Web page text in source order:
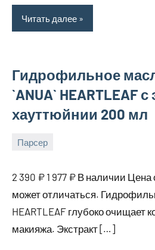
Читать далее
Гидрофильное
`ANUA` HEARTLEAF
хауттюйнии 200 мл
Парсер
2025
bus_m_ru
2 390 ₽ 1 977 ₽ В наличии Цена
может отличаться.
HEARTLEAF глубоко очищает
макияжа. Экстракт […]